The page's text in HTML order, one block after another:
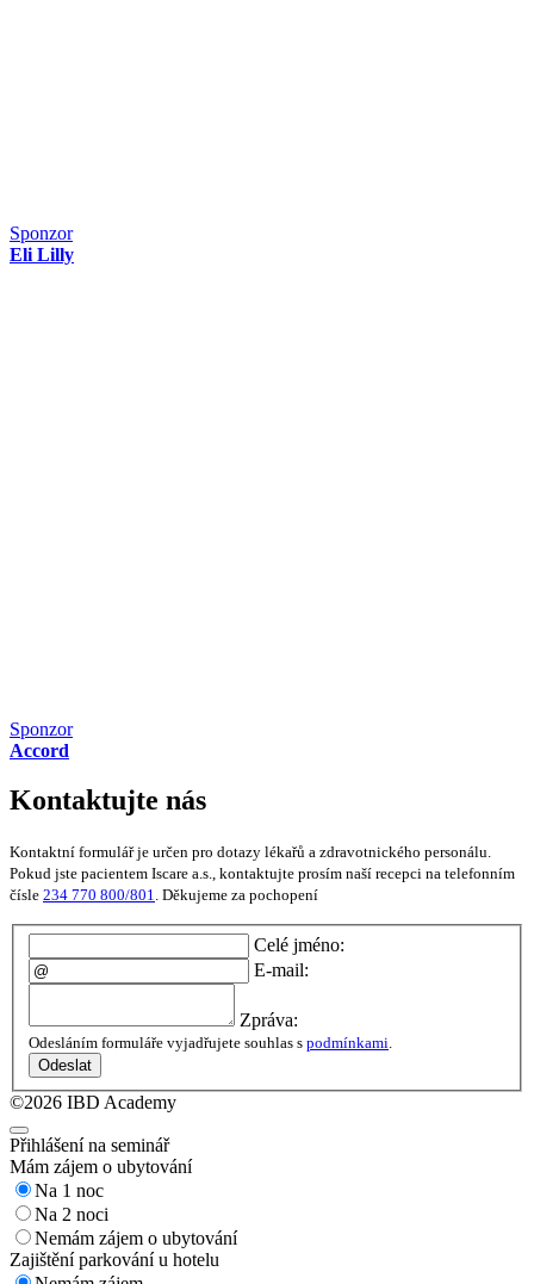
Sponzor
Eli Lilly
Sponzor
Accord
Kontaktujte nás
Kontaktní formulář je určen pro dotazy lékařů a zdravotnického personálu.
Pokud jste pacientem Iscare a.s., kontaktujte prosím naší recepci na telefonním
čísle 234 770 800/801. Děkujeme za pochopení
Celé jméno:
E-mail:
Zpráva:
Odesláním formuláře vyjadřujete souhlas s podmínkami
Odeslat
©2026 IBD Academy
Přihlášení na seminář
Mám zájem o ubytování
Na 1 noc
Na 2 noci
Nemám zájem o ubytování
Zajištění parkování u hotelu